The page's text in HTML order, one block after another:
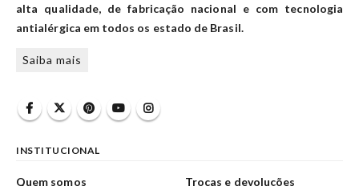
alta qualidade, de fabricação nacional e com tecnologia
antialérgica em todos os estado de Brasil.
Saiba mais
INSTITUCIONAL
Quem somos
Trocas e devoluções